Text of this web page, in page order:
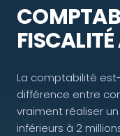
EXPLORER
À propos
Actualités
La comptabilité
différence entre
vraiment réaliser
inférieurs à 2